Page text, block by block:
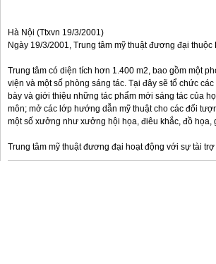
Hà Nội (Ttxvn 19/3/2001)
Ngày 19/3/2001, Trung tâm mỹ thuật đương đại
Trung tâm có diện tích hơn 1.400 m2, bao gồm một
viện và một số phòng sáng tác. Tại đây sẽ tổ chức
bày và giới thiệu những tác phẩm mới sáng tác của
môn; mở các lớp hướng dẫn mỹ thuật cho các đối
một số xưởng như xưởng hội họa, điêu khắc, đồ họa,
Trung tâm mỹ thuật đương đại hoạt động với sự tài